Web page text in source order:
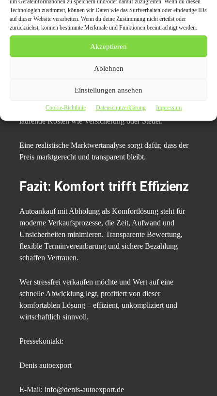
um Geräteinformationen zu speichern und/oder darauf zuzugreifen. Wenn du diesen
Technologien zustimmst, können wir Daten wie das Surfverhalten oder eindeutige IDs
auf dieser Website verarbeiten. Wenn du deine Zustimmung nicht erteilst oder
zurückziehst, können bestimmte Merkmale und Funktionen beeinträchtigt werden.
Akzeptieren
Ablehnen
Einstellungen ansehen
Cookie-Richtlinie Datenschutzerklärung Impressum
Wirtschaftliche Vorteile
Durch eine schnelle Abwicklung und direkte Abholung
schafft finanzielle Planungssicherheit und reduziert
laufende Kosten wie Versicherung oder Steuer.
Eine realistische Marktwertanalyse sorgt dafür, dass der
Preis marktgerecht und transparent bleibt.
Fazit: Komfort trifft Effizienz
Autoankauf mit Abholung als Komfortlösung steht für
moderne Verkaufsprozesse, die Zeit, Aufwand und
Unsicherheiten minimieren. Transparente Bewertung,
flexible Terminvereinbarung und sichere Bezahlung
schaffen Vertrauen.
Wer stressfrei verkaufen möchte und Wert auf eine
schnelle Abwicklung legt, profitiert von dieser
komfortablen Lösung – effizient, unkompliziert und
wirtschaftlich sinnvoll.
Pressekontakt:
Denis autoexport
E-Mail: info@denis-autoexport.de